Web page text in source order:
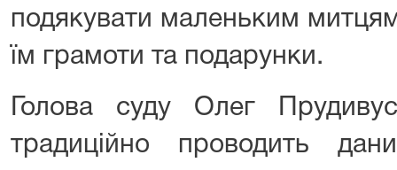
подякувати маленьким
їм грамоти та подарунки.
Голова суду Олег
традиційно проводить